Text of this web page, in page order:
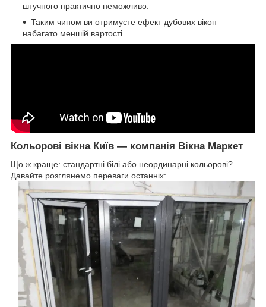
штучного практично неможливо.
Таким чином ви отримуєте ефект дубових вікон
набагато меншій вартості.
Кольорові вікна Київ ― компанія Вікна Маркет
Що ж краще: стандартні білі або неординарні кольорові?
Давайте розглянемо переваги останніх: